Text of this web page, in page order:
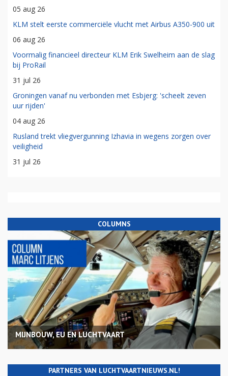
05 aug 26
KLM stelt eerste commerciële vlucht met Airbus A350-900 uit
06 aug 26
Voormalig financieel directeur KLM Erik Swelheim aan de slag
bij ProRail
31 jul 26
Groningen vanaf nu verbonden met Esbjerg: 'scheelt zeven
uur rijden'
04 aug 26
Rusland trekt vliegvergunning Izhavia in wegens zorgen over
veiligheid
31 jul 26
COLUMNS
MIJNBOUW, EU EN LUCHTVAART
PARTNERS VAN LUCHTVAARTNIEUWS.NL!